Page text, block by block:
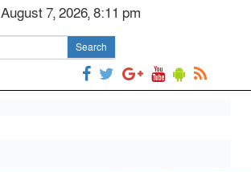
August 7, 2026, 8:11 pm
Search